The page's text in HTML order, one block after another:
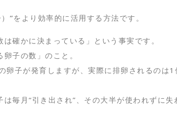
”をより効率的に活用する方法です。
確かに決まっている」という事実です。
子の数」のこと。
子が発育しますが、実際に排卵されるのは1
毎月“引き出され”、その大半が使われずに失